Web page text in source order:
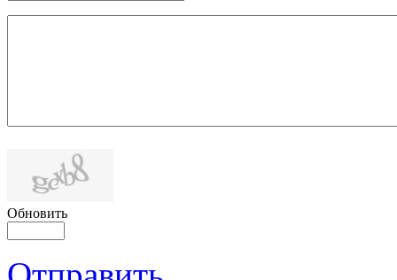
Обновить